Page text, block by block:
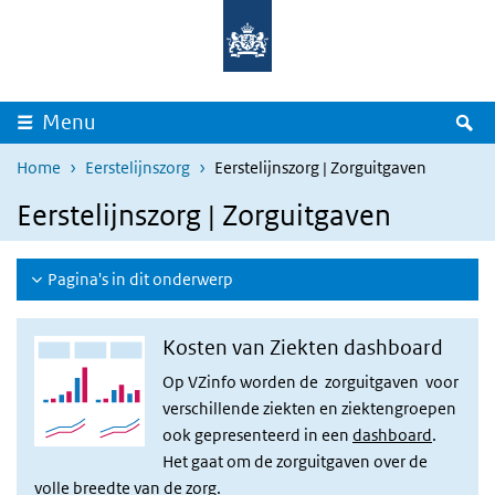
Overslaan en naar de inhoud gaan
Menu
Home Eerstelijnszorg Eerstelijnszorg | Zorguitgaven
Eerstelijnszorg | Zorguitgaven
Pagina's in dit onderwerp
Kosten van Ziekten dashboard
Op VZinfo worden de zorguitgaven voor
verschillende ziekten en ziektengroepen
ook gepresenteerd in een dashboard.
Het gaat om de zorguitgaven over de
volle breedte van de zorg.